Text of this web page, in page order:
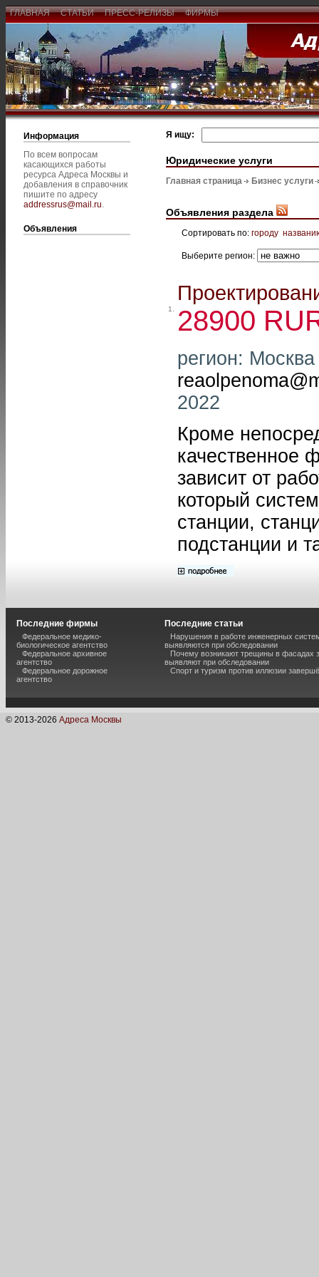
ГЛАВНАЯ СТАТЬИ ПРЕСС-РЕЛИЗЫ ФИРМЫ
Информация
По всем вопросам
касающихся работы
ресурса Адреса Москвы и
добавления в справочник
пишите по адресу
addressrus@mail.ru.
Объявления
Я ищу:
Юридические услуги
Главная страница Бизнес услуги
Объявления раздела
Сортировать по: городу
Выберите регион:
1. 28900
регион:
2022
Кроме
качественное
зависит от
который
станции,
подстанции и
Последние фирмы
Федеральное медико-
биологическое агентство
Федеральное архивное
агентство
Федеральное дорожное
агентство
Последние статьи
Нарушения в работе инженерных
выявляются при обследовании
Почему возникают трещины в фасадах
выявляют при обследовании
Спорт и туризм против иллюзии
© 2013-2026 Адреса Москвы